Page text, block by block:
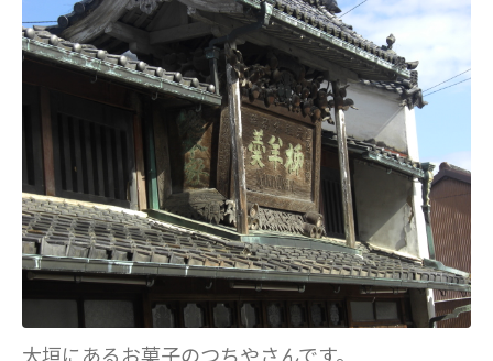
大垣にあるお菓子のつちやさんです。